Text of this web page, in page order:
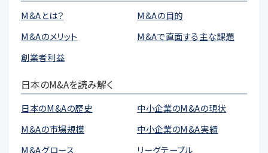
M&Aとは？
M&Aの目的
M&Aのメリット
M&Aで直面する主な課題
創業者利益
日本のM&Aを読み解く
日本のM&Aの歴史
中小企業のM&Aの現状
M&Aの市場規模
中小企業のM&A実績
M&Aグロース
リーグテーブル